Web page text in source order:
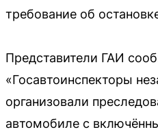
требование об
Представители ГАИ
«Госавтоинспекторы
организовали
автомобиле с